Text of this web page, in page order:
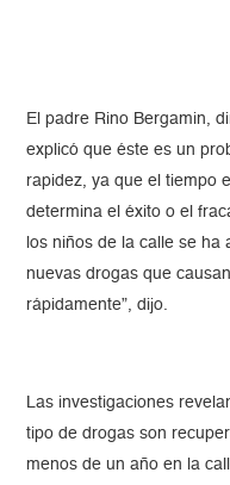
El padre Rino Bergamin,
explicó que éste es un
rapidez, ya que el tiempo
determina el éxito o el
los niños de la calle se
nuevas drogas que
rápidamente”, dijo.
Las investigaciones
tipo de drogas son
menos de un año en la